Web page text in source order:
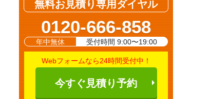
無料お見積り専用ダイヤル
0120-666-858
年中無休 受付時間 9:00〜19:00
Webフォームなら24時間受付中！
今すぐ見積り予約